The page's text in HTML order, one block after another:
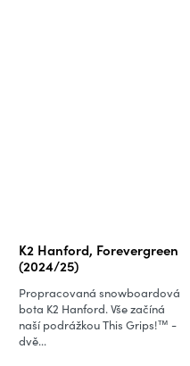
K2 Hanford, Forevergreen
(2024/25)
Propracovaná snowboardová
bota K2 Hanford. Vše začíná
naší podrážkou This Grips!™ -
dvě...